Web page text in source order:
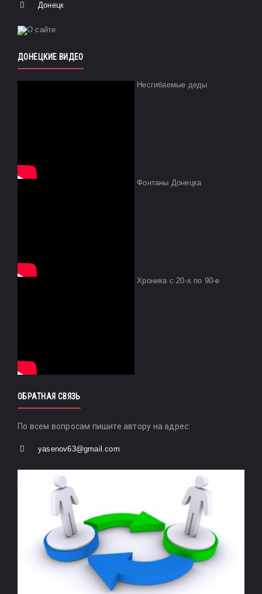
Донецк
ДОНЕЦКИЕ ВИДЕО
Несгибаемые деды
Фонтаны Донецка
Хроника с 20-х по 90-е
ОБРАТНАЯ СВЯЗЬ
По всем вопросам пишите автору на адрес:
yasenov63@gmail.com